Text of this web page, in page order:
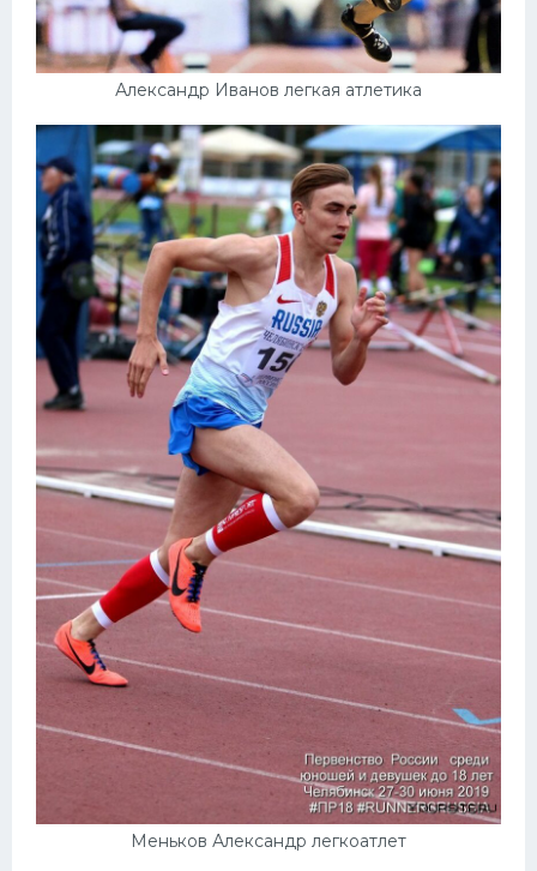
Александр Иванов легкая атлетика
Меньков Александр легкоатлет